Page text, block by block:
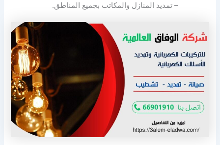
– تمديد المنازل والمكاتب بجميع المناطق.